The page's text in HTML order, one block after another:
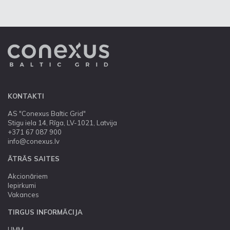
KONTAKTI
AS "Conexus Baltic Grid"
Stigu iela 14, Rīga, LV-1021, Latvija
+371 67 087 900
info@conexus.lv
ĀTRĀS SAITES
Akcionāriem
Iepirkumi
Vakances
TIRGUS INFORMĀCIJA